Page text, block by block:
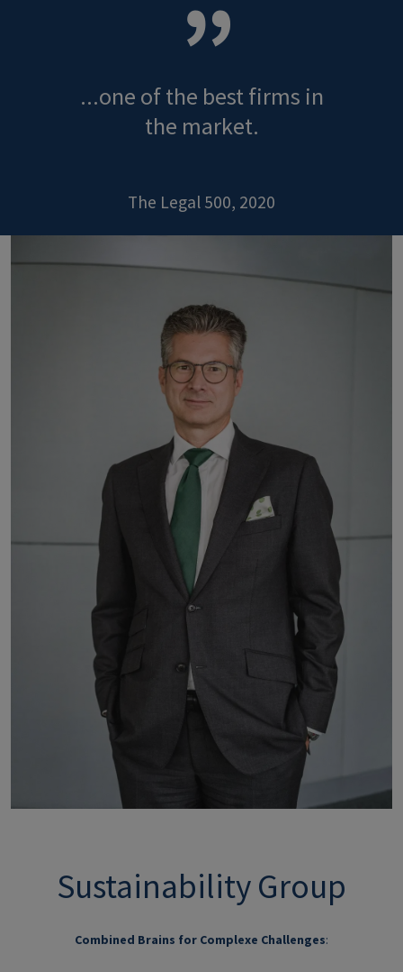
...one of the best firms in
the market.
The Legal 500, 2020
Sustainability Group
Combined Brains for Complexe Challenges: